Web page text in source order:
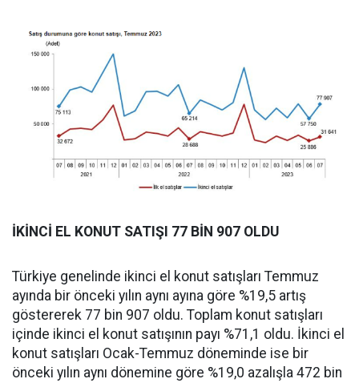
İKİNCİ EL KONUT SATIŞI 77 BİN 907 OLDU
Türkiye genelinde ikinci el konut satışları Temmuz
ayında bir önceki yılın aynı ayına göre %19,5 artış
göstererek 77 bin 907 oldu. Toplam konut satışları
içinde ikinci el konut satışının payı %71,1 oldu. İkinci el
konut satışları Ocak-Temmuz döneminde ise bir
önceki yılın aynı dönemine göre %19,0 azalışla 472 bin